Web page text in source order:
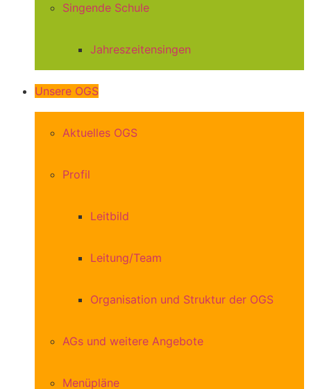
Singende Schule
Jahreszeitensingen
Unsere OGS
Aktuelles OGS
Profil
Leitbild
Leitung/Team
Organisation und Struktur der OGS
AGs und weitere Angebote
Menüpläne